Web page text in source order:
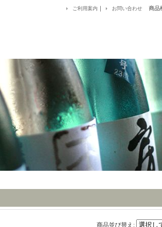
ご利用案内 ｜ お問い合わせ 商品
商品並び替え :